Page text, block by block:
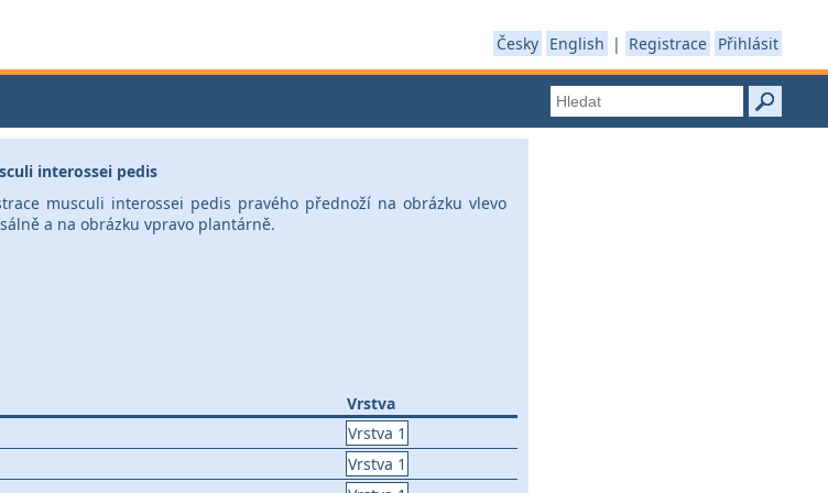
Česky English | Registrace Přihlásit
interossei pedis
musculi interossei pedis pravého přednoží na obrázku vlevo
a na obrázku vpravo plantárně.
Vrstva
Vrstva 1
Vrstva 1